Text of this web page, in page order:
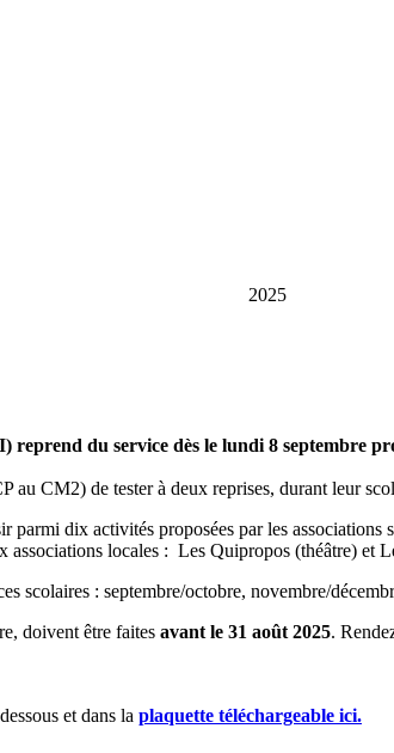
2025
du service dès le lundi 8 septembre
au CM2) de tester à deux reprises, durant leur
parmi dix activités proposées par les
locales : Les Quipropos (théâtre) et
scolaires : septembre/octobre, novembre/
doivent être faites avant le 31 août 2025.
et dans la plaquette téléchargeable ici.